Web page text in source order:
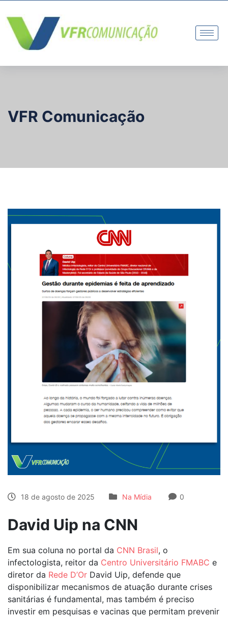
VFR Comunicação
18 de agosto de 2025 Na Mídia 0
David Uip na CNN
Em sua coluna no portal da CNN Brasil, o
infectologista, reitor da Centro Universitário FMABC e
diretor da Rede D’Or David Uip, defende que
disponibilizar mecanismos de atuação durante crises
sanitárias é fundamental, mas também é preciso
investir em pesquisas e vacinas que permitam prevenir